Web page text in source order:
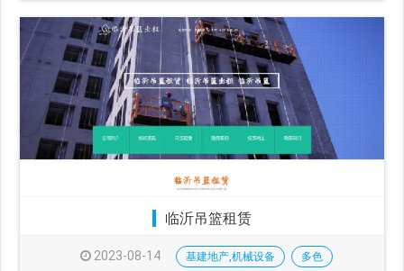
临沂吊篮租赁
2023-08-14 基建地产,机械设备 多色